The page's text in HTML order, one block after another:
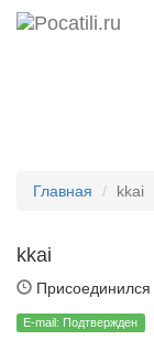
Главная kkai
kkai
Присоединился
E-mail: Подтвержден